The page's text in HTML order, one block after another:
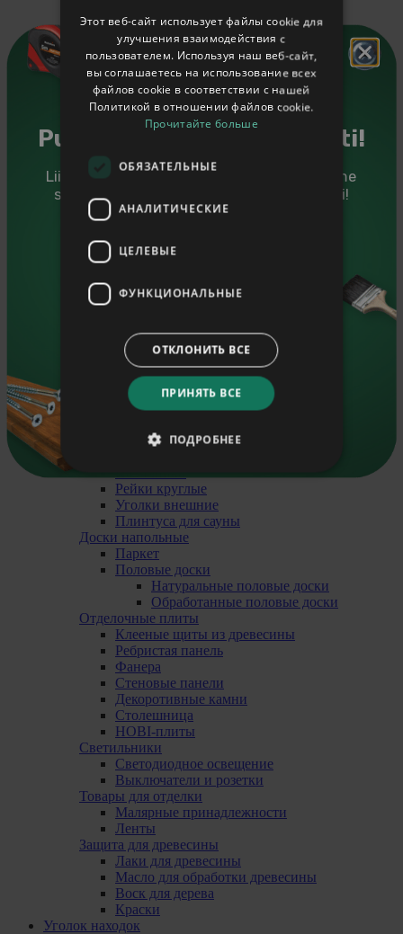
Ограждения
Штакетник и столбы
Ножки для столбов
Покрытия поверхности
Уличный камень
Песок, керамзит
Подложки
Строительная химия
Масло для обработки древесины
Растворители
Краски
Отопительные материалы
Гранулы
Плинтуса
Плинтуса отделочные
Рейки для стекла
Потолочные галтели и молдинги
Обрезные рейки
Плинтуса напольные
Рейки круглые
Уголки внешние
Плинтуса для сауны
Доски напольные
Паркет
Половые доски
Натуральные половые доски
Обработанные половые доски
Отделочные плиты
Клееные щиты из древесины
Pебристая панель
Фанера
Стеновые панели
Декоротивные камни
Cтолешница
HOBI-плиты
Светильники
Cветодиодное освещение
Выключатели и розетки
Товары для отделки
Малярные принадлежности
Ленты
Защита для древесины
Лаки для древесины
Масло для обработки древесины
Bоск для дерева
Краски
Уголок находок
RUSSIAN
Этот веб-сайт использует файлы cookie для
улучшения взаимодействия с
пользователем. Используя наш веб-сайт,
вы соглашаетесь на использование всех
файлов cookie в соответствии с нашей
Политикой в ​​отношении файлов cookie.
Прочитайте больше
ОБЯЗАТЕЛЬНЫЕ
АНАЛИТИЧЕСКИЕ
ЦЕЛЕВЫЕ
ФУНКЦИОНАЛЬНЫЕ
ПРИНЯТЬ ВСЕ
ОТКЛОНИТЬ ВСЕ
ПОДРОБНЕЕ
Puidutarkus sinu postkasti!
Liitu Puumarketi uudiskirjaga ning saadame
sulle kasulikke nõuandeid ja eripakkumisi!
Sinu e-mail
Soovin saada häid nõuandeid oma e-mailile.
Liitu uudiskirjaga